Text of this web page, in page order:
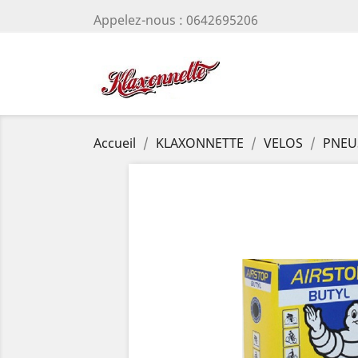
Appelez-nous : 0642695206
Accueil KLAXONNETTE VELOS